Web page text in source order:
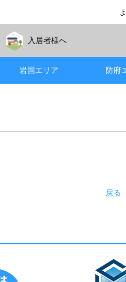
岩国エリア 防府
入居者様へ
戻る